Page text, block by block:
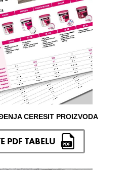
CERESIT PROIZVODA
PDF TABELU